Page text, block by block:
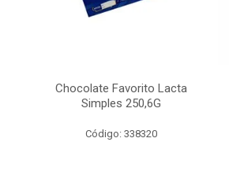
Chocolate Favorito Lacta
Simples 250,6G
Código: 338320